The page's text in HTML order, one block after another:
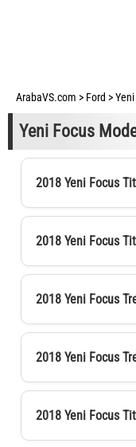
ArabaVS.com > Ford >
Yeni Focus
2018 Yeni Focus
2018 Yeni Focus
2018 Yeni Focus
2018 Yeni Focus
2018 Yeni Focus